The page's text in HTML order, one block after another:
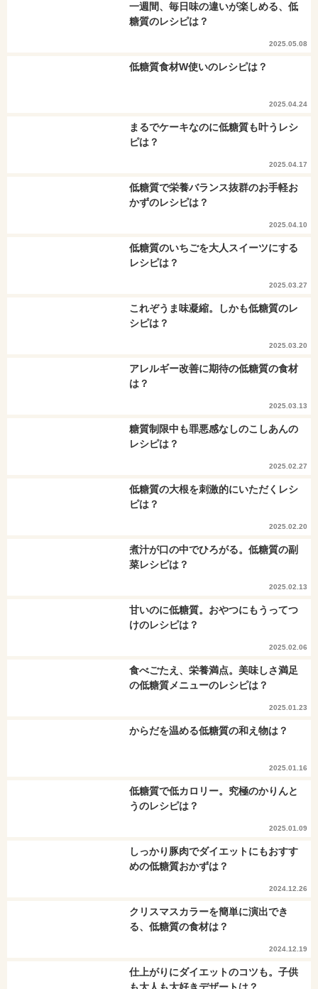
一週間、毎日味の違いが楽しめる、低
糖質のレシピは？
2025.05.08
低糖質食材W使いのレシピは？
2025.04.24
まるでケーキなのに低糖質も叶うレシ
ピは？
2025.04.17
低糖質で栄養バランス抜群のお手軽お
かずのレシピは？
2025.04.10
低糖質のいちごを大人スイーツにする
レシピは？
2025.03.27
これぞうま味凝縮。しかも低糖質のレ
シピは？
2025.03.20
アレルギー改善に期待の低糖質の食材
は？
2025.03.13
糖質制限中も罪悪感なしのこしあんの
レシピは？
2025.02.27
低糖質の大根を刺激的にいただくレシ
ピは？
2025.02.20
煮汁が口の中でひろがる。低糖質の副
菜レシピは？
2025.02.13
甘いのに低糖質。おやつにもうってつ
けのレシピは？
2025.02.06
食べごたえ、栄養満点。美味しさ満足
の低糖質メニューのレシピは？
2025.01.23
からだを温める低糖質の和え物は？
2025.01.16
低糖質で低カロリー。究極のかりんと
うのレシピは？
2025.01.09
しっかり豚肉でダイエットにもおすす
めの低糖質おかずは？
2024.12.26
クリスマスカラーを簡単に演出でき
る、低糖質の食材は？
2024.12.19
仕上がりにダイエットのコツも。子供